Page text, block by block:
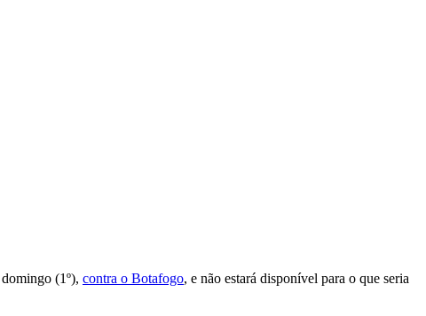
(1º), contra o Botafogo, e não estará disponível para o que seria